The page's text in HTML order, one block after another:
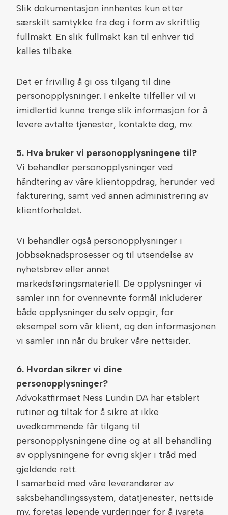
Slik dokumentasjon innhentes kun etter
særskilt samtykke fra deg i form av skriftlig
fullmakt. En slik fullmakt kan til enhver tid
kalles tilbake.
Det er frivillig å gi oss tilgang til dine
personopplysninger. I enkelte tilfeller vil vi
imidlertid kunne trenge slik informasjon for å
levere avtalte tjenester, kontakte deg, mv.
5. Hva bruker vi personopplysningene til?
Vi behandler personopplysninger ved
håndtering av våre klientoppdrag, herunder ved
fakturering, samt ved annen administrering av
klientforholdet.
Vi behandler også personopplysninger i
jobbsøknadsprosesser og til utsendelse av
nyhetsbrev eller annet
markedsføringsmateriell. De opplysninger vi
samler inn for ovennevnte formål inkluderer
både opplysninger du selv oppgir, for
eksempel som vår klient, og den informasjonen
vi samler inn når du bruker våre nettsider.
6. Hvordan sikrer vi dine
personopplysninger?
Advokatfirmaet Ness Lundin DA har etablert
rutiner og tiltak for å sikre at ikke
uvedkommende får tilgang til
personopplysningene dine og at all behandling
av opplysningene for øvrig skjer i tråd med
gjeldende rett.
I samarbeid med våre leverandører av
saksbehandlingssystem, datatjenester, nettside
mv. foretas løpende vurderinger for å ivareta